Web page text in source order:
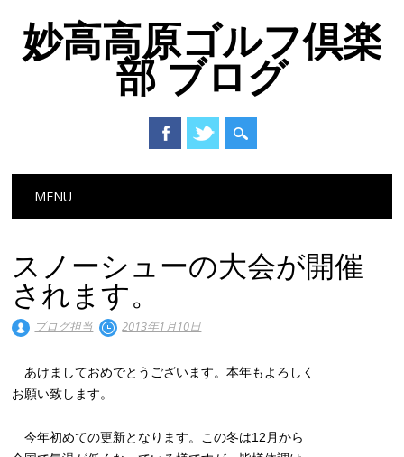
妙高高原ゴルフ倶楽
部 ブログ
Main menu
MENU
スノーシューの大会が開催
されます。
ブログ担当 2013年1月10日
あけましておめでとうございます。本年もよろしく
お願い致します。
今年初めての更新となります。この冬は12月から